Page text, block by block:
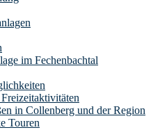
im Fechenbachtal
in Collenberg und der Region
Touren